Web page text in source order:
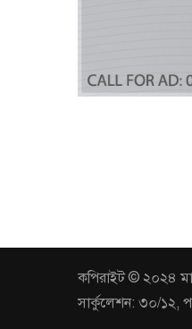
কপিরাইট © ২০২৪
সার্কুলেশন: ৩০/১২,